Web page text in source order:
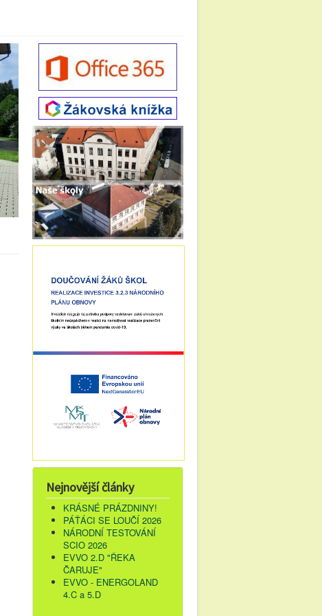
Nejnovější články
KRÁSNÉ PRÁZDNINY!
PÁŤÁCI SE LOUČÍ 2026
NÁRODNÍ TESTOVÁNÍ
SCIO 2026
EVVO 2.D "ŘEKA
ČARUJE"
EVVO - ENERGOLAND
4.C a 5.D